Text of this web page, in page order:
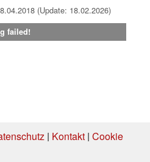
(Update: 18.02.2026)
failed!
| Kontakt| Cookie